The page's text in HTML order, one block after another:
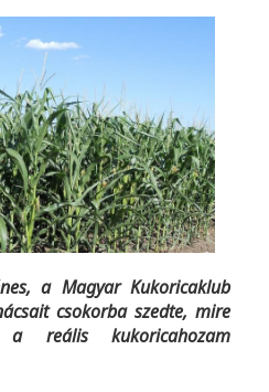
a Magyar Kukoricaklub
csokorba szedte, mire
a reális kukoricahozam